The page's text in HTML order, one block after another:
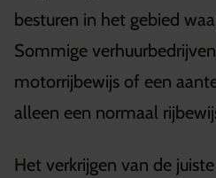
besturen in het gebied
Sommige
motorrijbewijs of een
alleen een normaal
Het verkrijgen van de